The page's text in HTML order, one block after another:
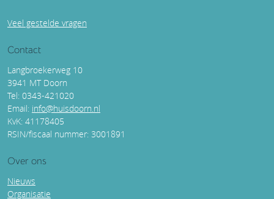
Veel gestelde vragen
Contact
Langbroekerweg 10
3941 MT Doorn
Tel: 0343-421020
Email: info@huisdoorn.nl
KvK: 41178405
RSIN/fiscaal nummer: 3001891
Over ons
Nieuws
Organisatie